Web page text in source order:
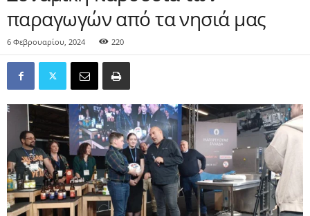
παραγωγών από τα νησιά μας
6 Φεβρουαρίου, 2024 220